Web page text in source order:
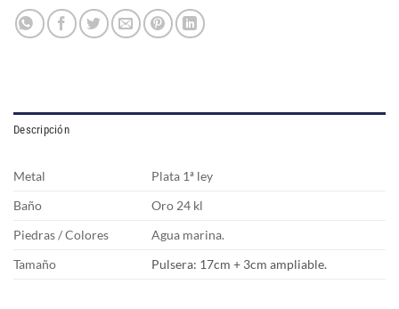
Descripción
Metal
Plata 1ª ley
Baño
Oro 24 kl
Piedras / Colores
Agua marina.
Tamaño
Pulsera: 17cm + 3cm ampliable.